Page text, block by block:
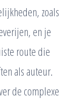
zoals
en je
route die
als auteur.
de complexe